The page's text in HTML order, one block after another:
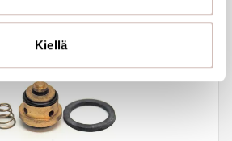
joita olet antanut heille tai joita on
Kiellä